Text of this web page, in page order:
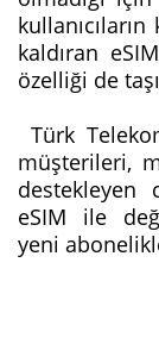
kaldıran
özelliği de
Türk
müşterileri,
destekleyen
eSIM ile
yeni